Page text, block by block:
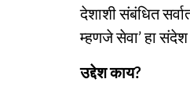
देशाशी संबंधित
म्हणजे सेवा’ हा
उद्देश काय?